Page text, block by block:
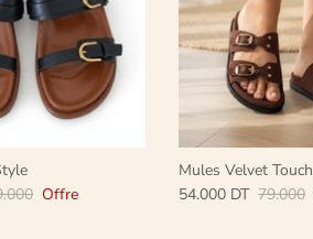
Offre
Mules Velvet Touch
54.000 DT 79.000